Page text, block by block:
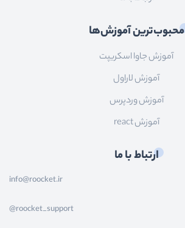
محبوب‌ترین آموزش‌ها
آموزش جاوا اسکریپت
آموزش لاراول
آموزش وردپرس
آموزش react
ارتباط با ما
info@roocket.ir
@roocket_support